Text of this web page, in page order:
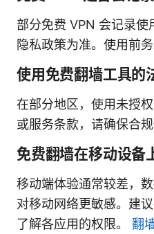
部分免费 VPN 会记录使
隐私政策为准。使用前务
使用免费翻墙工具的
在部分地区，使用未授
或服务条款，请确保合
免费翻墙在移动设备
移动端体验通常较差，
对移动网络更敏感。建
了解各应用的权限。 翻